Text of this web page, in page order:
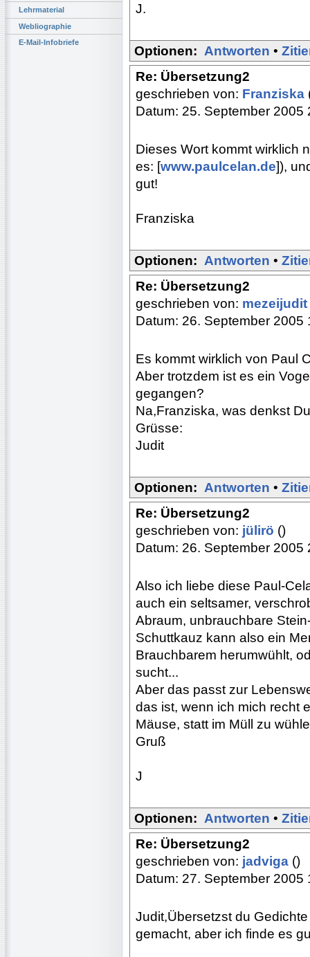
Lehrmaterial
Webliographie
E-Mail-Infobriefe
J.
Optionen: Antworten •
Re: Übersetzung2
geschrieben von: Franziska
Datum: 25. September 2005
Dieses Wort kommt wirklich
es: [www.paulcelan.de]),
gut!
Franziska
Optionen: Antworten •
Re: Übersetzung2
geschrieben von: mezeijudit
Datum: 26. September 2005
Es kommt wirklich von Paul
Aber trotzdem ist es ein
gegangen?
Na,Franziska, was denkst
Grüsse:
Judit
Optionen: Antworten •
Re: Übersetzung2
geschrieben von: jülirö ()
Datum: 26. September 2005
Also ich liebe diese Paul-
auch ein seltsamer,
Abraum, unbrauchbare
Schuttkauz kann also ein
Brauchbarem herumwühlt,
sucht...
Aber das passt zur
das ist, wenn ich mich recht
Mäuse, statt im Müll zu
Gruß
J
Optionen: Antworten •
Re: Übersetzung2
geschrieben von: jadviga ()
Datum: 27. September 2005
Judit,Übersetzst du
gemacht, aber ich finde es